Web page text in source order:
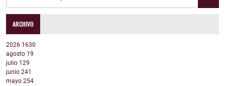
ARCHIVO
2026 1630
agosto 19
julio 129
junio 241
mayo 254